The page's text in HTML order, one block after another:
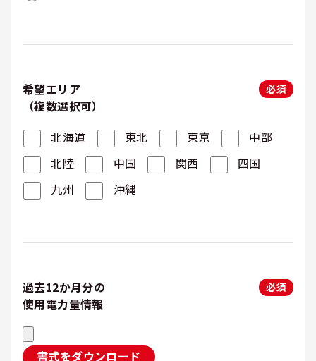
希望エリア
（複数選択可）
必須
北海道 東北 東京
中部
北陸
中国 関西
四国
九州
沖縄
過去12か月分の
使用電力量情報
必須
書式をダウンロード